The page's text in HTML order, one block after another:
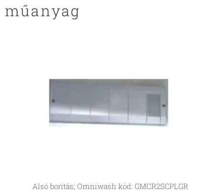
műanyag
Alsó borítás; Omniwash kód: GMCR2SCPLGR